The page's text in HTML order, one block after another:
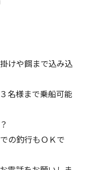
けや餌まで込み込
名様まで乗船可能
の釣行もＯＫで